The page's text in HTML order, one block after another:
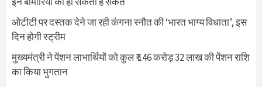
ओटीटी पर दस्तक देने जा रही कंगना रनौत की ‘भारत भाग्य विधाता’, इस
दिन होगी स्ट्रीम
मुख्यमंत्री ने पेंशन लाभार्थियों को कुल ₹ 146 करोड़ 32 लाख की पेंशन राशि
का किया भुगतान